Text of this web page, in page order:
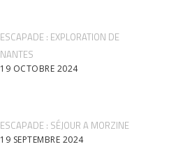
ESCAPADE : EXPLORATION DE
NANTES
19 OCTOBRE 2024
ESCAPADE : SÉJOUR A MORZINE
19 SEPTEMBRE 2024